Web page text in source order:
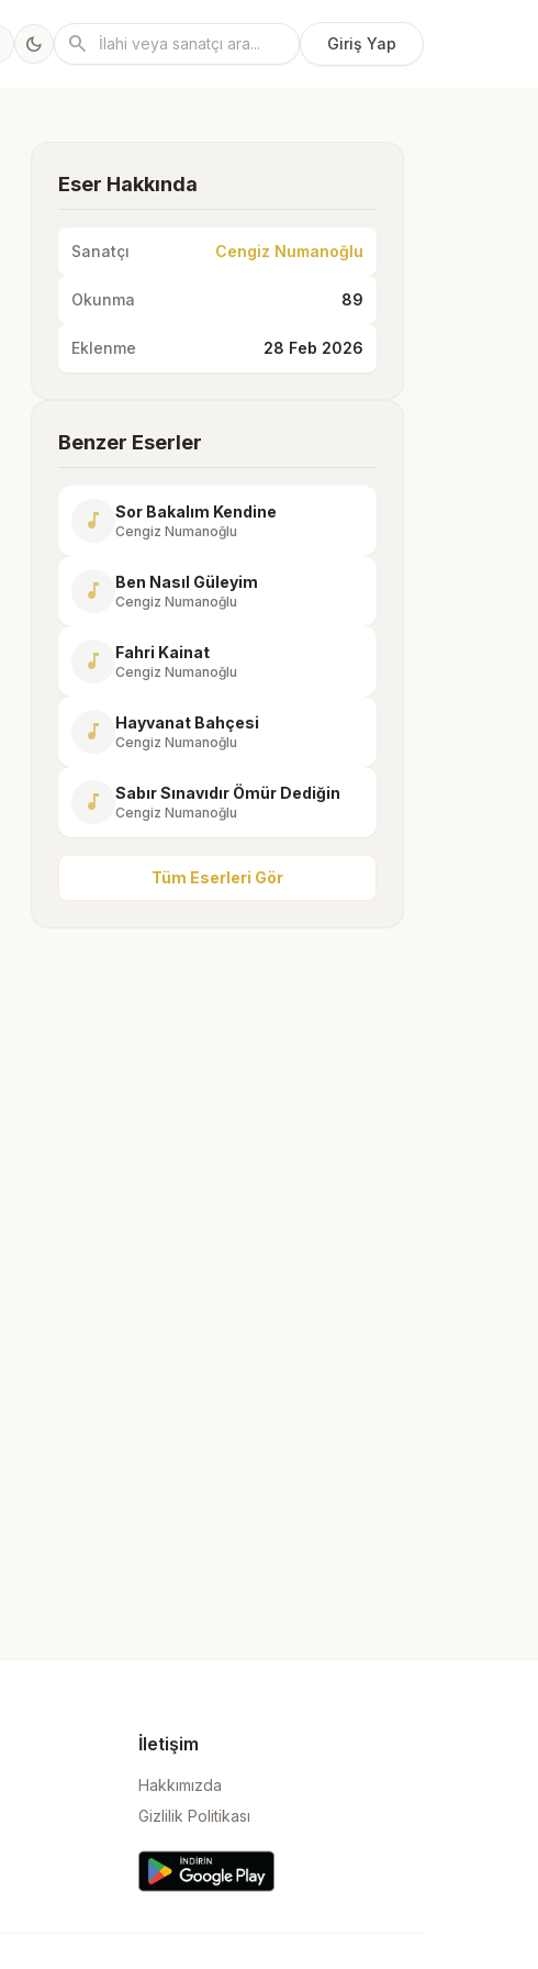
dark_mode search Giriş Yap
Eser Hakkında
Sanatçı Cengiz Numanoğlu
Okunma 89
Eklenme 28 Feb 2026
Benzer Eserler
music_note Sor Bakalım Kendine
Cengiz Numanoğlu
music_note Ben Nasıl Güleyim
Cengiz Numanoğlu
music_note Fahri Kainat
Cengiz Numanoğlu
music_note Hayvanat Bahçesi
Cengiz Numanoğlu
music_note Sabır Sınavıdır Ömür Dediğin
Cengiz Numanoğlu
Tüm Eserleri Gör
İletişim
Hakkımızda
Gizlilik Politikası